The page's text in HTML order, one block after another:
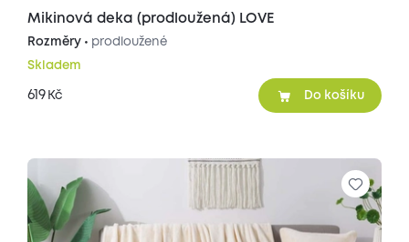
Mikinová deka (prodloužená) LOVE
Rozměry • prodloužené
Skladem
619 Kč Do košíku